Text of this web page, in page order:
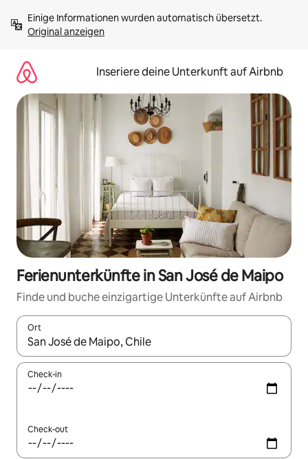
Inhalten
springenOriginal anzeigen
Inseriere deine Unterkunft auf Airbnb
Ferienunterkünfte in San José de Maipo
Finde und buche einzigartige Unterkünfte auf Airbnb
Ort
Wenn Ergebnisse verfügbar sind, navigiere mit den
Check-in
Check-out